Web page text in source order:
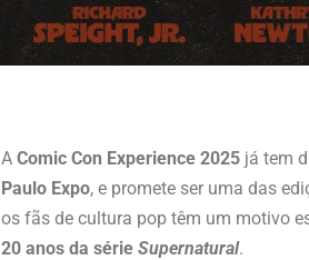
A Comic Con Experience 2025já tem
Paulo Expo, e promete ser uma das
os fãs de cultura pop têm um motivo
20 anos da série Supernatural.